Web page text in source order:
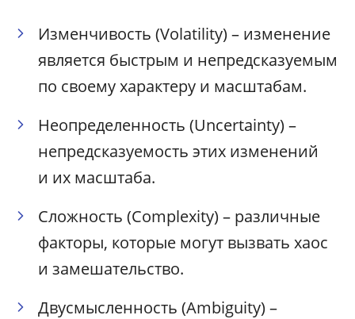
Изменчивость (Volatility) – изменение
является быстрым и непредсказуемым
по своему характеру и масштабам.
Неопределенность (Uncertainty) –
непредсказуемость этих изменений
и их масштаба.
Сложность (Complexity) – различные
факторы, которые могут вызвать хаос
и замешательство.
Двусмысленность (Ambiguity) –